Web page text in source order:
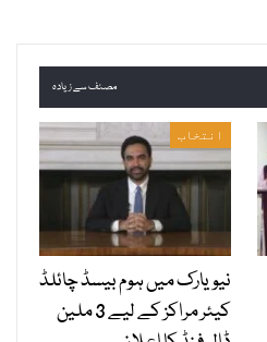
مصنف سے زیادہ
انتخاب
نیویارک میں ہوم بیسڈ چائلڈ
کیئر مراکز کے لیے 3 ملین